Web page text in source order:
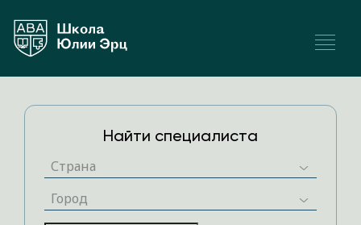
Найти специалиста